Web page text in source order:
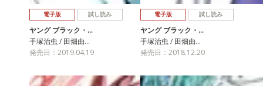
電子版 試し読み
ヤング ブラック・…
手塚治虫 / 田畑由…
発売日：2019.04.19
電子版 試し読み
ヤング ブラック・…
手塚治虫 / 田畑由…
発売日：2018.12.20